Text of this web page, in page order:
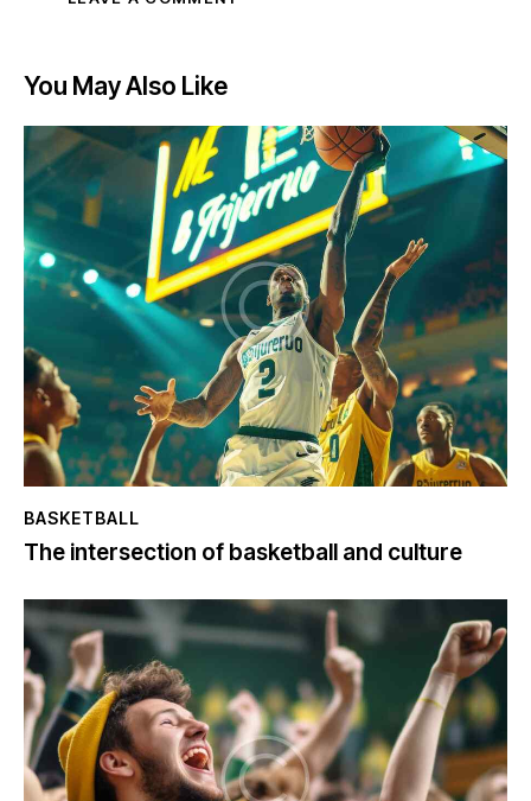
You May Also Like
BASKETBALL
The intersection of basketball and culture